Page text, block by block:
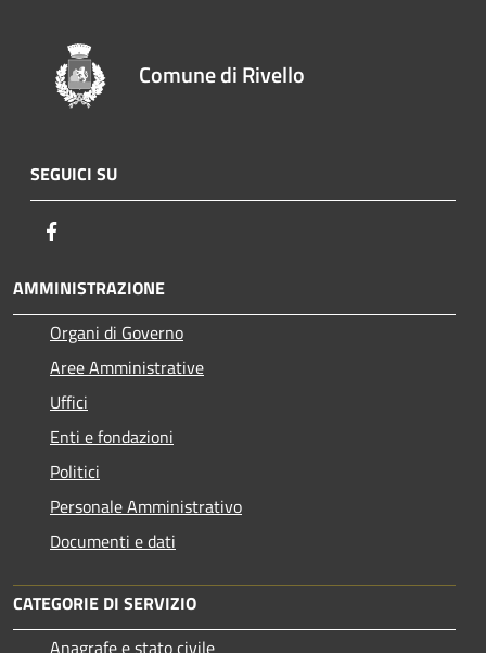
Comune di Rivello
SEGUICI SU
AMMINISTRAZIONE
Organi di Governo
Aree Amministrative
Uffici
Enti e fondazioni
Politici
Personale Amministrativo
Documenti e dati
CATEGORIE DI SERVIZIO
Anagrafe e stato civile